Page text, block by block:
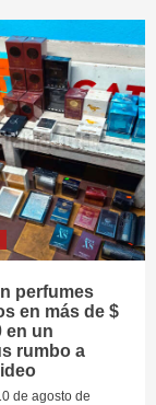
perfumes
en más de $
en un
rumbo a
de agosto de